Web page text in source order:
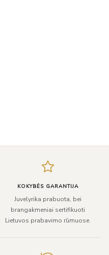
KOKYBĖS GARANTIJA
Juvelyrika prabuota, bei
brangakmeniai sertifikuoti
Lietuvos prabavimo rūmuose.